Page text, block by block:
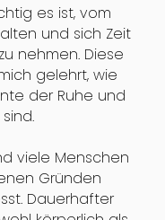
es ist, vom
und sich Zeit
nehmen. Diese
gelehrt, wie
der Ruhe und
viele Menschen
Gründen
Dauerhafter